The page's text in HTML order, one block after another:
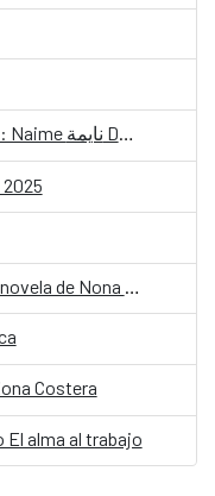
Mano de obra Apertura de proceso: Naime نايمة Danzar una lengua olvidada
Presentación de ‘Marciano', nueva novela de Nona Fernández
Costera
El alma al trabajo